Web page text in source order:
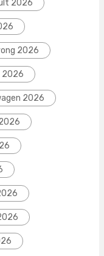
2026
2026
2026
2026